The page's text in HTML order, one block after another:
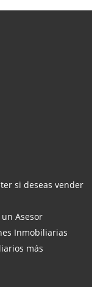
si deseas vender
Asesor
Inmobiliarias
más